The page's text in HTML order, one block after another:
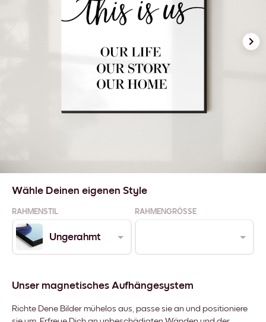
Wähle Deinen eigenen Style
RAHMENSTIL RAHMENGRÖSSE
Ungerahmt
Unser magnetisches Aufhängesystem
Richte Dene Bilder mühelos aus, passe sie an und positioniere